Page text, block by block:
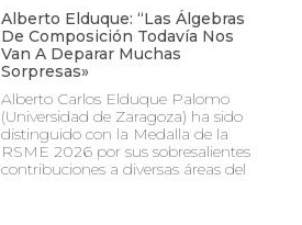
Alberto Elduque: “Las Álgebras
De Composición Todavía Nos
Van A Deparar Muchas
Sorpresas»
Alberto Carlos Elduque Palomo
(Universidad de Zaragoza) ha sido
distinguido con la Medalla de la
RSME 2026 por sus sobresalientes
contribuciones a diversas áreas del